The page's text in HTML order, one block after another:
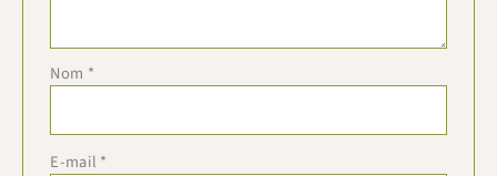
Nom *
E-mail *